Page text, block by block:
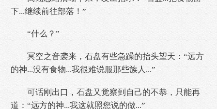
下...继续前往部落！”
“什么？”
冥空之音袭来，石盘有些急躁的抬头望天：“远方
的神...没有食物...我很难说服那些族人...”
可话刚出口，石盘又觉察到自己的不恭，只能再
道：“远方的神...我这就照您说的做...”